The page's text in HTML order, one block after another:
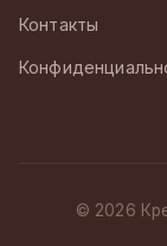
Контакты
© 2026